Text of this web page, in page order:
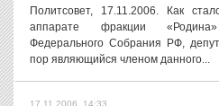
Политсовет, 17.11.2006. Как
аппарате фракции
Федерального Собрания РФ,
пор являющийся членом данного...
17.11.2006, 14:33